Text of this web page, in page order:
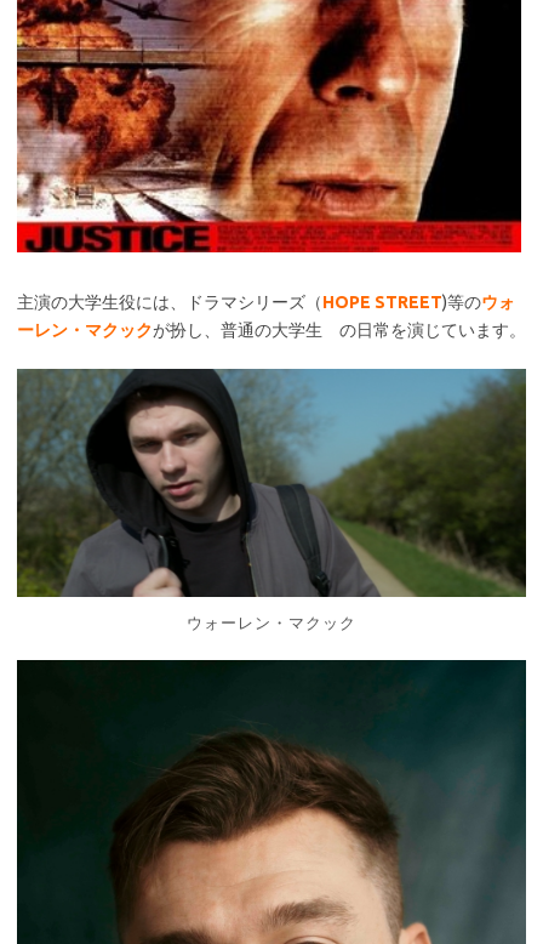
主演の大学生役には、ドラマシリーズ（HOPE STREET)等のウォ
ーレン・マクックが扮し、普通の大学生 の日常を演じています。
ウォーレン・マクック